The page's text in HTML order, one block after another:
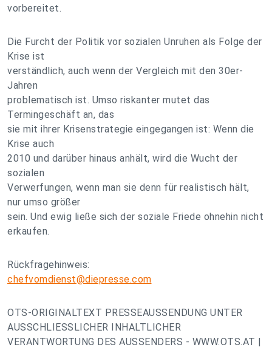
vorbereitet.
Die Furcht der Politik vor sozialen Unruhen als Folge der
Krise ist
verständlich, auch wenn der Vergleich mit den 30er-
Jahren
problematisch ist. Umso riskanter mutet das
Termingeschäft an, das
sie mit ihrer Krisenstrategie eingegangen ist: Wenn die
Krise auch
2010 und darüber hinaus anhält, wird die Wucht der
sozialen
Verwerfungen, wenn man sie denn für realistisch hält,
nur umso größer
sein. Und ewig ließe sich der soziale Friede ohnehin nicht
erkaufen.
Rückfragehinweis:
chefvomdienst@diepresse.com
OTS-ORIGINALTEXT PRESSEAUSSENDUNG UNTER
AUSSCHLIESSLICHER INHALTLICHER
VERANTWORTUNG DES AUSSENDERS - WWW.OTS.AT |